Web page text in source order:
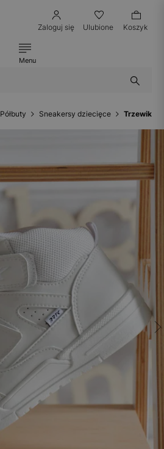
Zaloguj się Ulubione Koszyk
Menu
Półbuty Sneakersy dziecięce Trzewiki